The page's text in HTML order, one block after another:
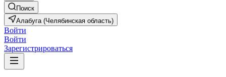
Поиск
Алабуга (Челябинская область)
Войти
Войти
Зарегистрироваться